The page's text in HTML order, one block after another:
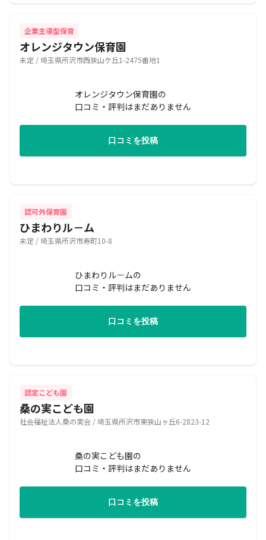
企業主導型保育
オレンジタウン保育園
未定 / 埼玉県所沢市西狭山ケ丘1-2475番地1
オレンジタウン保育園の
口コミ・評判はまだありません
口コミを投稿
認可外保育園
ひまわりル－ム
未定 / 埼玉県所沢市寿町10-8
ひまわりル－ムの
口コミ・評判はまだありません
口コミを投稿
認定こども園
桑の実こども園
社会福祉法人桑の実会 / 埼玉県所沢市東狭山ヶ丘6-2823-12
桑の実こども園の
口コミ・評判はまだありません
口コミを投稿